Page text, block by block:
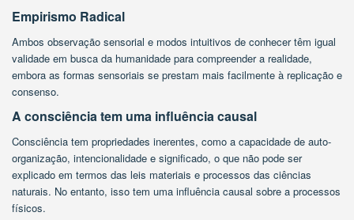
Empirismo Radical
Ambos observação sensorial e modos intuitivos de conhecer têm igual
validade em busca da humanidade para compreender a realidade,
embora as formas sensoriais se prestam mais facilmente à replicação e
consenso.
A consciência tem uma influência causal
Consciência tem propriedades inerentes, como a capacidade de auto-
organização, intencionalidade e significado, o que não pode ser
explicado em termos das leis materiais e processos das ciências
naturais. No entanto, isso tem uma influência causal sobre a processos
físicos.